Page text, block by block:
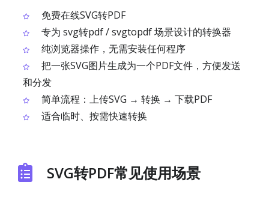
免费在线SVG转PDF
专为 svg转pdf / svgtopdf 场景设计的转换器
纯浏览器操作，无需安装任何程序
把一张SVG图片生成为一个PDF文件，方便发送
和分发
简单流程：上传SVG → 转换 → 下载PDF
适合临时、按需快速转换
SVG转PDF常见使用场景